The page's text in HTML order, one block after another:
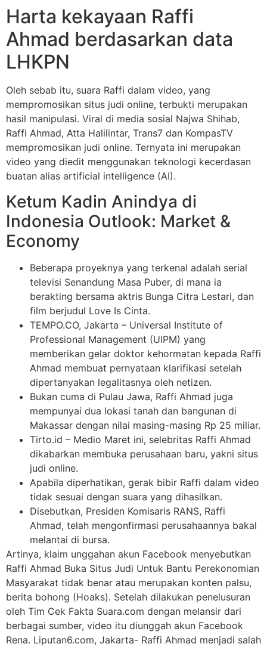
Harta kekayaan Raffi
Ahmad berdasarkan data
LHKPN
Oleh sebab itu, suara Raffi dalam video, yang
mempromosikan situs judi online, terbukti merupakan
hasil manipulasi. Viral di media sosial Najwa Shihab,
Raffi Ahmad, Atta Halilintar, Trans7 dan KompasTV
mempromosikan judi online. Ternyata ini merupakan
video yang diedit menggunakan teknologi kecerdasan
buatan alias artificial intelligence (AI).
Ketum Kadin Anindya di
Indonesia Outlook: Market &
Economy
Beberapa proyeknya yang terkenal adalah serial
televisi Senandung Masa Puber, di mana ia
berakting bersama aktris Bunga Citra Lestari, dan
film berjudul Love Is Cinta.
TEMPO.CO, Jakarta – Universal Institute of
Professional Management (UIPM) yang
memberikan gelar doktor kehormatan kepada Raffi
Ahmad membuat pernyataan klarifikasi setelah
dipertanyakan legalitasnya oleh netizen.
Bukan cuma di Pulau Jawa, Raffi Ahmad juga
mempunyai dua lokasi tanah dan bangunan di
Makassar dengan nilai masing-masing Rp 25 miliar.
Tirto.id – Medio Maret ini, selebritas Raffi Ahmad
dikabarkan membuka perusahaan baru, yakni situs
judi online.
Apabila diperhatikan, gerak bibir Raffi dalam video
tidak sesuai dengan suara yang dihasilkan.
Disebutkan, Presiden Komisaris RANS, Raffi
Ahmad, telah mengonfirmasi perusahaannya bakal
melantai di bursa.
Artinya, klaim unggahan akun Facebook menyebutkan
Raffi Ahmad Buka Situs Judi Untuk Bantu Perekonomian
Masyarakat tidak benar atau merupakan konten palsu,
berita bohong (Hoaks). Setelah dilakukan penelusuran
oleh Tim Cek Fakta Suara.com dengan melansir dari
berbagai sumber, video itu diunggah akun Facebook
Rena. Liputan6.com, Jakarta- Raffi Ahmad menjadi salah